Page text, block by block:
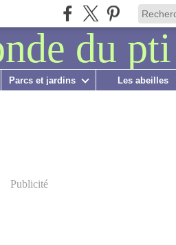
Parcs et jardins Les abeilles
Publicité